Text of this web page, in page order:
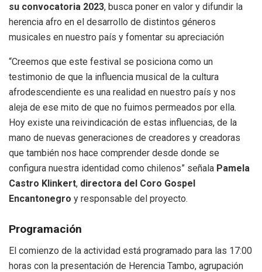
su convocatoria 2023, busca poner en valor y difundir la
herencia afro en el desarrollo de distintos géneros
musicales en nuestro país y fomentar su apreciación
“Creemos que este festival se posiciona como un
testimonio de que la influencia musical de la cultura
afrodescendiente es una realidad en nuestro país y nos
aleja de ese mito de que no fuimos permeados por ella.
Hoy existe una reivindicación de estas influencias, de la
mano de nuevas generaciones de creadores y creadoras
que también nos hace comprender desde donde se
configura nuestra identidad como chilenos” señala Pamela
Castro Klinkert, directora del Coro Gospel
Encantonegro y responsable del proyecto.
Programación
El comienzo de la actividad está programado para las 17:00
horas con la presentación de Herencia Tambo, agrupación